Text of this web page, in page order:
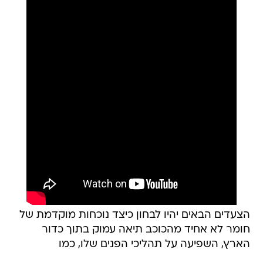
הצעדים הבאים יהיו לבחון כיצד נוכחות מוקדמת של
חומר לא אחיד מהכוכב תיאה עמוק בתוך כדור
הארץ, השפיעה על תהליכי הפנים שלו, כמו